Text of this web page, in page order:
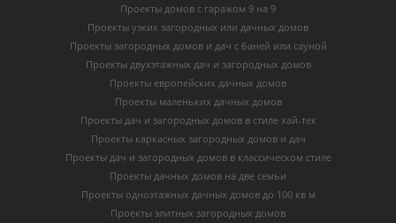
Проекты домов с гаражом 9 на 9
Проекты узких загородных или дачных домов
Проекты загородных домов и дач с баней или сауной
Проекты двухэтажных дач и загородных домов
Проекты европейских дачных домов
Проекты маленьких дачных домов
Проекты дач и загородных домов в стиле хай-тек
Проекты каркасных загородных домов и дач
Проекты дач и загородных домов в классическом стиле
Проекты дачных домов на две семьи
Проекты одноэтажных дачных домов до 100 кв м
Проекты элитных загородных домов